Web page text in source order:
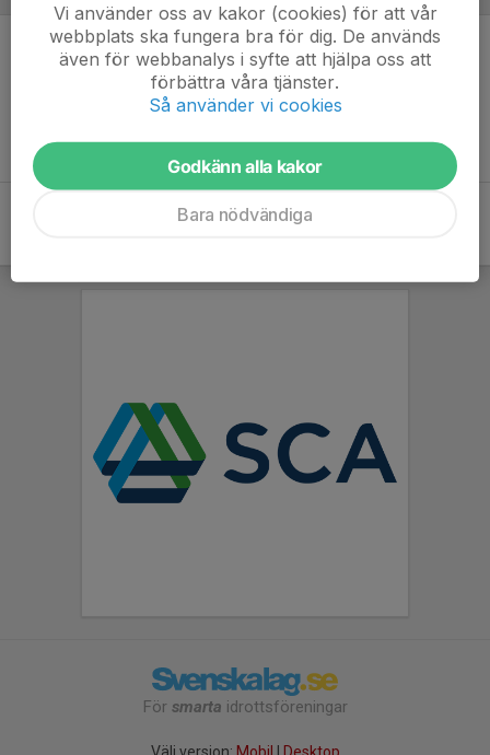
Inget referat skrivet
För smarta idrottsföreningar
Vi använder oss av kakor (cookies) för att vår
webbplats ska fungera bra för dig. De används
även för webbanalys i syfte att hjälpa oss att
förbättra våra tjänster.
Så använder vi cookies
Godkänn alla kakor
Bara nödvändiga